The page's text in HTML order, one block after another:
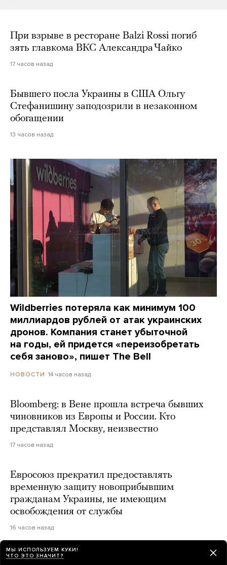
При взрыве в ресторане Balzi Rossi погиб
зять главкома ВКС Александра Чайко
17 часов назад
Бывшего посла Украины в США Ольгу
Стефанишину заподозрили в незаконном
обогащении
13 часов назад
Wildberries потеряла как минимум 100
миллиардов рублей от атак украинских
дронов. Компания станет убыточной
на годы, ей придется «переизобретать
себя заново», пишет The Bell
НОВОСТИ 14 часов назад
Bloomberg: в Вене прошла встреча бывших
чиновников из Европы и России. Кто
представлял Москву, неизвестно
17 часов назад
Евросоюз прекратил предоставлять
временную защиту новоприбывшим
гражданам Украины, не имеющим
освобождения от службы
16 часов назад
В аэропорту Лейпцига рядом с украинским
МЫ ИСПОЛЬЗУЕМ КУКИ!
ЧТО ЭТО ЗНАЧИТ?